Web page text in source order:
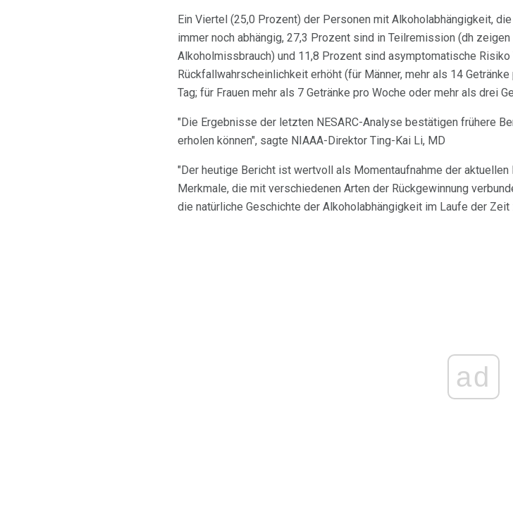
Ein Viertel (25,0 Prozent) der Personen mit Alkoholabhängigkeit,
immer noch abhängig, 27,3 Prozent sind in Teilremission (dh
Alkoholmissbrauch) und 11,8 Prozent sind asymptomatische
Rückfallwahrscheinlichkeit erhöht (für Männer, mehr als 14
Tag; für Frauen mehr als 7 Getränke pro Woche oder mehr als drei
"Die Ergebnisse der letzten NESARC-Analyse bestätigen frühere
erholen können", sagte NIAAA-Direktor Ting-Kai Li, MD
"Der heutige Bericht ist wertvoll als Momentaufnahme der
Merkmale, die mit verschiedenen Arten der Rückgewinnung
die natürliche Geschichte der Alkoholabhängigkeit im Laufe der Zeit
ad